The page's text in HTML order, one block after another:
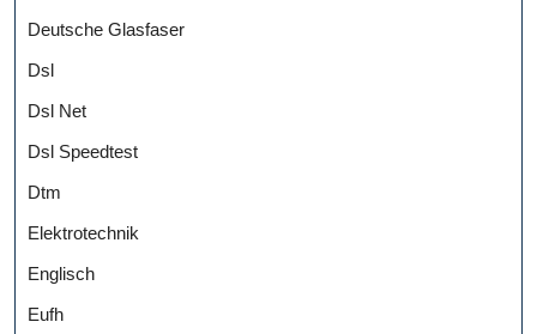
Deutsche Glasfaser
Dsl
Dsl Net
Dsl Speedtest
Dtm
Elektrotechnik
Englisch
Eufh